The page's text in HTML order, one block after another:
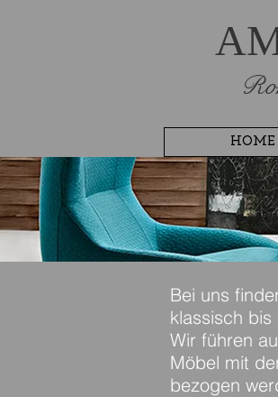
HOME
Bei uns
klassisch bis
Wir führen
Möbel mit
bezogen